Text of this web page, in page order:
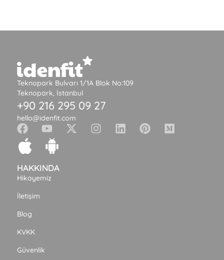
Teknopark Bulvarı 1/1A Blok No:109
Teknopark, İstanbul
+90 216 295 09 27
hello@idenfit.com
HAKKINDA
Hikayemiz
İletişim
Blog
KVKK
Güvenlik